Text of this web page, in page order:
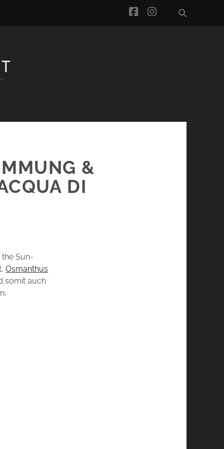
facebook
instagram
&
DI
Sun-
Osmanthus
somit auch